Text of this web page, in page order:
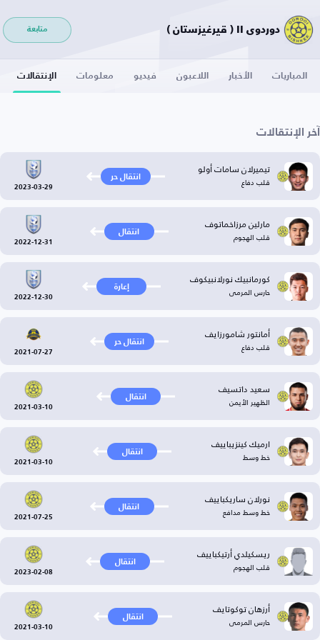
دوردوي II ( قيرغيزستان ) متابعة
المباريات الأخبار اللاعبون فيديو معلومات الإنتقالات
آخر الإنتقالات
تيميرلان سامات أولو
قلب دفاع انتقال حر
2023-03-29
مارلين مرزاخماتوف
قلب الهجوم انتقال
2022-12-31
كورمانبيك نورلانبيكوف
حارس المرمى إعارة
2022-12-30
أمانتور شامورزايف
قلب دفاع انتقال حر
2021-07-27
سعيد داتسيف
الظهير الأيمن انتقال
2021-03-10
ارميك كينزيباييف
خط وسط انتقال
2021-03-10
نورلان ساريكباييف
خط وسط مدافع انتقال
2021-07-25
ريسكيلدي أرتيكباييف
قلب الهجوم انتقال
2023-02-08
أرزهان توكوتايف
حارس المرمى انتقال
2021-03-10